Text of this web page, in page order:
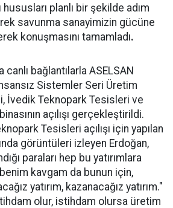
planlı bir şekilde adım
savunma sanayimizin gücüne
konuşmasını tamamladı.
bağlantılarla ASELSAN
Sistemler Seri Üretim
İvedik Teknopark Tesisleri ve
açılışı gerçekleştirildi.
Tesisleri açılışı için yapılan
görüntüleri izleyen Erdoğan,
paraları hep bu yatırımlara
kavgam da bunun için,
yatırım, kazanacağız yatırım."
olur, istihdam olursa üretim